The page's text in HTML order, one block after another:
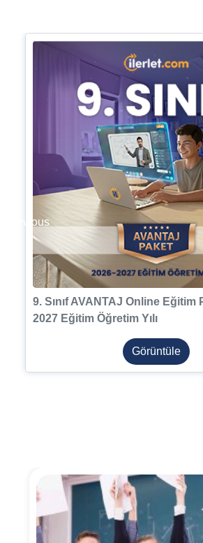
Previous
9. Sınıf AVANTAJ Online Eğitim
2027 Eğitim Öğretim Yılı
Görüntüle